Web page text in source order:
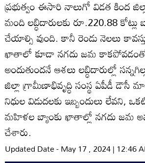
ప్రభుత్వం ఈసారి నాలుగో విడత కింద
మంది లబ్ధిదారులకు రూ.220.88 కోట్లు
చేయాల్సి వుంది. కానీ రెండు నెలలు
ఖాతాలో కూడా నగదు జమ
అందుతుందనే ఆశలు లబ్ధిదారుల్లో
జిల్లా గ్రామీణాభివృద్ధి సంస్థ ఏపీడీ డౌసీ
నిధుల విడుదలకు ఇబ్బందులు లేవని,
మహిళల బ్యాంకు ఖాతాల్లో నగదు జమ
చేశారు.
Updated Date - May 17 , 2024 | 12:46